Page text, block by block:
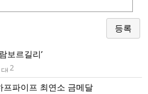
등록
보르길리’
2
파이프 최연소 금메달